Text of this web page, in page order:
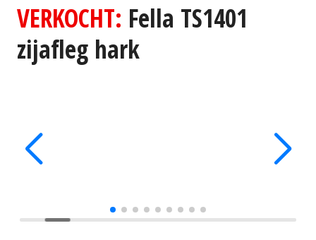
VERKOCHT: Fella TS1401
zijafleg hark